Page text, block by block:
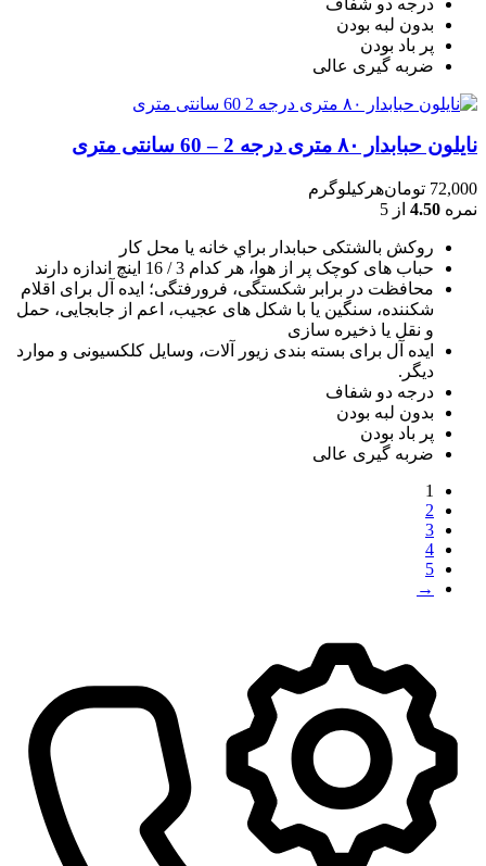
بدون لبه بودن
پر باد بودن
ضربه گیری عالی
نایلون حبابدار ۸۰ متری درجه 2 – 60 سانتی متری
72,000 تومانهرکیلوگرم
نمره 4.50 از 5
روکش بالشتکی حبابدار براي خانه يا محل کار
حباب های کوچک پر از هوا، هر کدام 3 / 16 اينچ اندازه دارند
محافظت در برابر شکستگی، فرورفتگی؛ ايده آل برای اقلام
شکننده، سنگين يا با شکل های عجيب، اعم از جابجايی، حمل
و نقل يا ذخيره سازی
ایده آل برای بسته بندی زیور آلات، وسایل کلکسیونی و موارد
دیگر.
درجه دو شفاف
بدون لبه بودن
پر باد بودن
ضربه گیری عالی
1
2
3
4
5
→